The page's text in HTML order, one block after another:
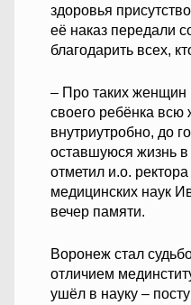
здоровья
её наказ передали
благодарить всех,
– Про таких женщин
своего ребёнка всю
внутриутробно, до
оставшуюся жизнь
отметил и.о.
медицинских наук
вечер памяти.
Воронеж стал
отличием
ушёл в науку –